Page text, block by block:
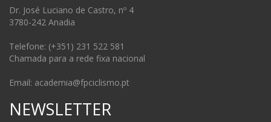
Dr. José Luciano de Castro, nº 4
3780-242 Anadia
Telefone: (+351) 231 522 581
Chamada para a rede fixa nacional
Email: academia@fpciclismo.pt
NEWSLETTER